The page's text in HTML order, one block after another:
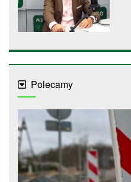
Polecamy